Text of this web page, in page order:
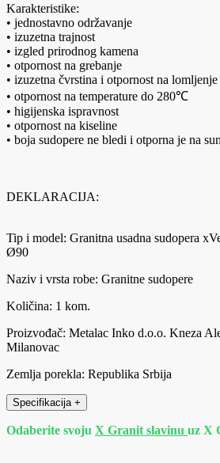
Karakteristike:
• jednostavno održavanje
• izuzetna trajnost
• izgled prirodnog kamena
• otpornost na grebanje
• izuzetna čvrstina i otpornost na lomljenje
• otpornost na temperature do 280℃
• higijenska ispravnost
• otpornost na kiseline
• boja sudopere ne bledi i otporna je na
DEKLARACIJA:
Tip i model: Granitna usadna sudopera
Ø90
Naziv i vrsta robe: Granitne sudopere
Količina: 1 kom.
Proizvođač: Metalac Inko d.o.o. Kneza
Milanovac
Zemlja porekla: Republika Srbija
Specifikacija +
Odaberite svoju X Granit slavinu uz X